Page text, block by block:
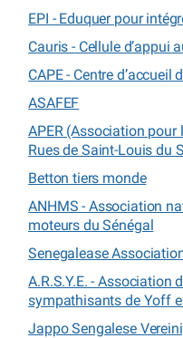
EPI - Eduquer pour
Cauris - Cellule d’appui
CAPE - Centre d’accueil
ASAFEF
APER (Association
Rues de Saint-Louis du
Betton tiers monde
ANHMS - Association
moteurs du Sénégal
Senegalease
A.R.S.Y.E. - Association
sympathisants de Yoff
Jappo Sengalese